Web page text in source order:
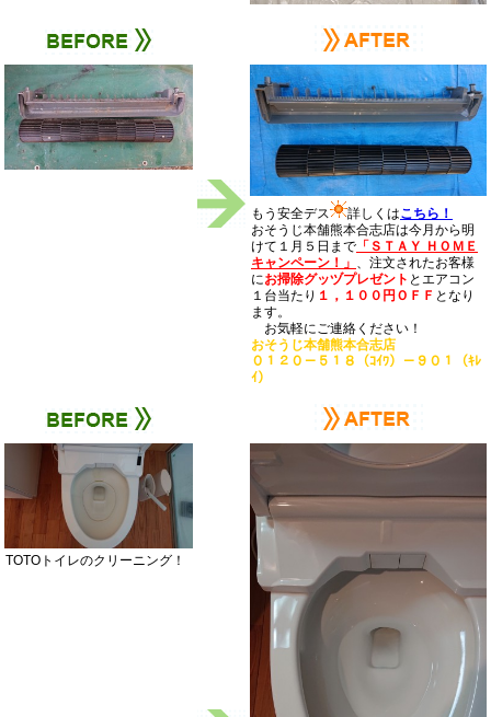
もう安全デス 詳しくはこちら！
おそうじ本舗熊本合志店は今月から明
けて１月５日まで 「ＳＴＡＹ ＨＯＭＥ
キャンペーン！」 、注文されたお客様
にお掃除グッヅプレゼント とエアコン
１台当たり １，１００円ＯＦＦ となり
ます。
お気軽にご連絡ください！
おそうじ本舗熊本合志店
０１２０－５１８（ｺｲﾜ）－９０１（ｷﾚ
ｲ）
TOTOトイレのクリーニング！